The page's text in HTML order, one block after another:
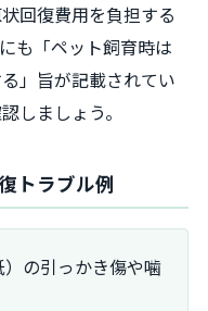
回復費用を負担する
も「ペット飼育時は
」旨が記載されてい
しましょう。
トラブル例
の引っかき傷や噛